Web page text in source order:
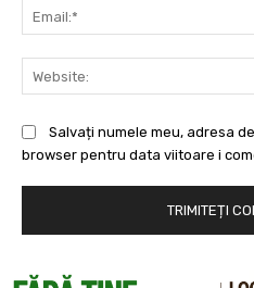
Salvați numele meu, adresa
browser pentru data viitoare i